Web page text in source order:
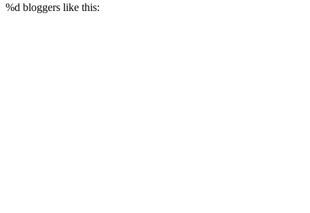
%d bloggers like this: